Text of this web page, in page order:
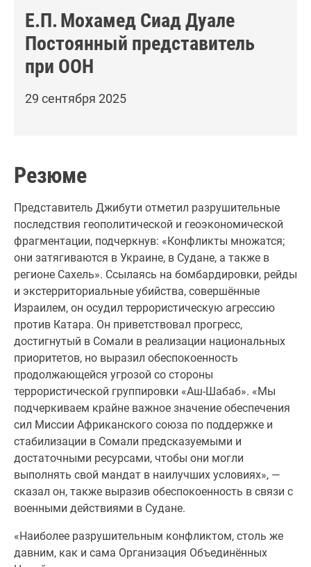
Е.П.Мохамед Сиад Дуале
Постоянный представитель
при ООН
29 сентября 2025
Резюме
Представитель Джибути отметил разрушительные
последствия геополитической и геоэкономической
фрагментации, подчеркнув: «Конфликты множатся;
они затягиваются в Украине, в Судане, а также в
регионе Сахель». Ссылаясь на бомбардировки, рейды
и экстерриториальные убийства, совершённые
Израилем, он осудил террористическую агрессию
против Катара. Он приветствовал прогресс,
достигнутый в Сомали в реализации национальных
приоритетов, но выразил обеспокоенность
продолжающейся угрозой со стороны
террористической группировки «Аш-Шабаб». «Мы
подчеркиваем крайне важное значение обеспечения
сил Миссии Африканского союза по поддержке и
стабилизации в Сомали предсказуемыми и
достаточными ресурсами, чтобы они могли
выполнять свой мандат в наилучших условиях», —
сказал он, также выразив обеспокоенность в связи с
военными действиями в Судане.
«Наиболее разрушительным конфликтом, столь же
давним, как и сама Организация Объединённых